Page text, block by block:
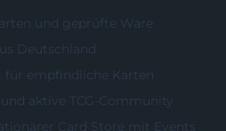
und geprüfte Ware
Deutschland
für empfindliche Karten
aktive TCG-Community
Card Store mit Events